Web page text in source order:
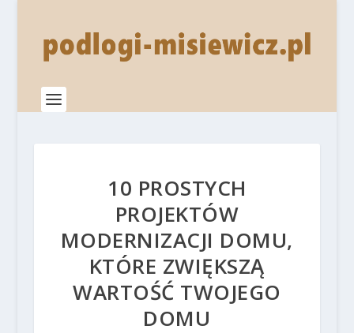
10 PROSTYCH
PROJEKTÓW
MODERNIZACJI DOMU,
KTÓRE ZWIĘKSZĄ
WARTOŚĆ TWOJEGO
DOMU